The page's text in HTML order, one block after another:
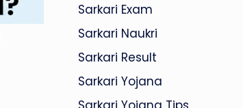
Sarkari Exam
Sarkari Naukri
Sarkari Result
Sarkari Yojana